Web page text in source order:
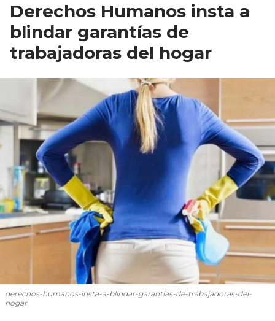
Derechos Humanos insta a
blindar garantías de
trabajadoras del hogar
derechos-humanos-insta-a-blindar-garantias-de-trabajadoras-del-
hogar